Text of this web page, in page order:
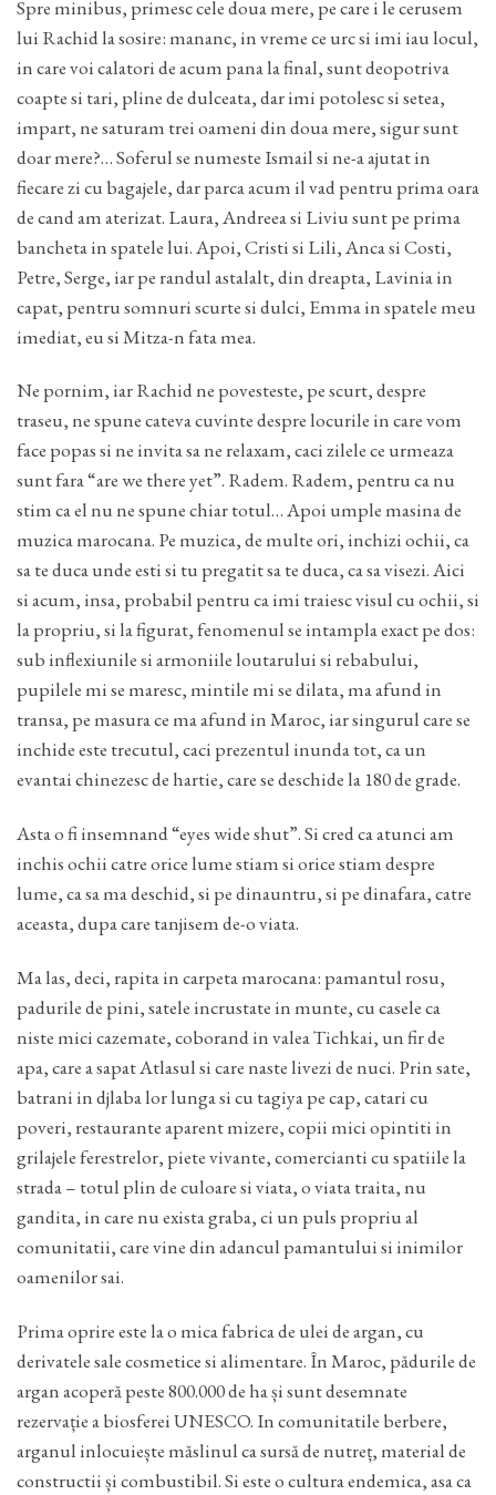
Spre minibus, primesc cele doua mere, pe care i le cerusem
lui Rachid la sosire: mananc, in vreme ce urc si imi iau locul,
in care voi calatori de acum pana la final, sunt deopotriva
coapte si tari, pline de dulceata, dar imi potolesc si setea,
impart, ne saturam trei oameni din doua mere, sigur sunt
doar mere?… Soferul se numeste Ismail si ne-a ajutat in
fiecare zi cu bagajele, dar parca acum il vad pentru prima oara
de cand am aterizat. Laura, Andreea si Liviu sunt pe prima
bancheta in spatele lui. Apoi, Cristi si Lili, Anca si Costi,
Petre, Serge, iar pe randul astalalt, din dreapta, Lavinia in
capat, pentru somnuri scurte si dulci, Emma in spatele meu
imediat, eu si Mitza-n fata mea.
Ne pornim, iar Rachid ne povesteste, pe scurt, despre
traseu, ne spune cateva cuvinte despre locurile in care vom
face popas si ne invita sa ne relaxam, caci zilele ce urmeaza
sunt fara “are we there yet”. Radem. Radem, pentru ca nu
stim ca el nu ne spune chiar totul… Apoi umple masina de
muzica marocana. Pe muzica, de multe ori, inchizi ochii, ca
sa te duca unde esti si tu pregatit sa te duca, ca sa visezi. Aici
si acum, insa, probabil pentru ca imi traiesc visul cu ochii, si
la propriu, si la figurat, fenomenul se intampla exact pe dos:
sub inflexiunile si armoniile loutarului si rebabului,
pupilele mi se maresc, mintile mi se dilata, ma afund in
transa, pe masura ce ma afund in Maroc, iar singurul care se
inchide este trecutul, caci prezentul inunda tot, ca un
evantai chinezesc de hartie, care se deschide la 180 de grade.
Asta o fi insemnand “eyes wide shut”. Si cred ca atunci am
inchis ochii catre orice lume stiam si orice stiam despre
lume, ca sa ma deschid, si pe dinauntru, si pe dinafara, catre
aceasta, dupa care tanjisem de-o viata.
Ma las, deci, rapita in carpeta marocana: pamantul rosu,
padurile de pini, satele incrustate in munte, cu casele ca
niste mici cazemate, coborand in valea Tichkai, un fir de
apa, care a sapat Atlasul si care naste livezi de nuci. Prin sate,
batrani in djlaba lor lunga si cu tagiya pe cap, catari cu
poveri, restaurante aparent mizere, copii mici opintiti in
grilajele ferestrelor, piete vivante, comercianti cu spatiile la
strada – totul plin de culoare si viata, o viata traita, nu
gandita, in care nu exista graba, ci un puls propriu al
comunitatii, care vine din adancul pamantului si inimilor
oamenilor sai.
Prima oprire este la o mica fabrica de ulei de argan, cu
derivatele sale cosmetice si alimentare. În Maroc, pădurile de
argan acoperă peste 800.000 de ha și sunt desemnate
rezervație a biosferei UNESCO. In comunitatile berbere,
arganul inlocuiește măslinul ca sursă de nutreț, material de
constructii și combustibil. Si este o cultura endemica, asa ca